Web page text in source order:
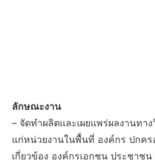
ลักษณะงาน
– จัดทำผลิตและเผยแพร่ผลงานทา
แก่หน่วยงานในพื้นที่ องค์กร ปกค
เกี่ยวข้อง องค์กรเอกชน ประชาช